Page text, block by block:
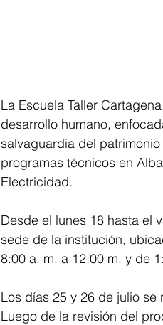
La Escuela Taller
desarrollo humano,
salvaguardia del
programas técnicos en
Electricidad.
Desde el lunes 18 hasta el
sede de la institución,
8:00 a. m. a 12:00 m. y de
Los días 25 y 26 de julio
Luego de la revisión del